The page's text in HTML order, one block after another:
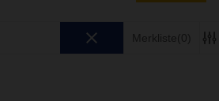
Merkliste(0)